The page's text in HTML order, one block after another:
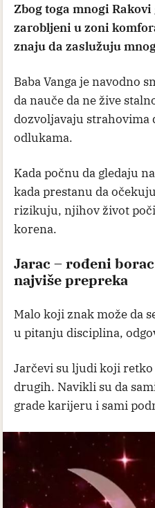
Zbog toga mnogi
zarobljeni u zoni
znaju da zaslužuju
Baba Vanga je navodno
da nauče da ne žive
dozvoljavaju
odlukama.
Kada počnu da gledaju
kada prestanu da
rizikuju, njihov život
korena.
Jarac – rođeni
najviše prepreka
Malo koji znak može da
u pitanju disciplina,
Jarčevi su ljudi koji
drugih. Navikli su da
grade karijeru i sami